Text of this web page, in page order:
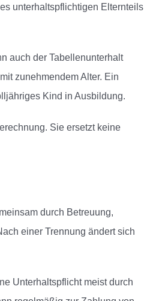
unterhaltspflichtigen Elternteils
auch der Tabellenunterhalt
zunehmendem Alter. Ein
Kind in Ausbildung.
Sie ersetzt keine
durch Betreuung,
einer Trennung ändert sich
Unterhaltspflicht meist durch